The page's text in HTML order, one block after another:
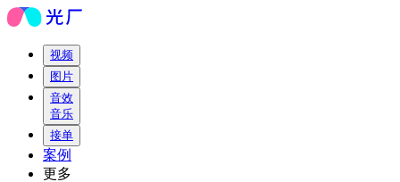
视频
图片
音效
音乐
接单
案例
更多